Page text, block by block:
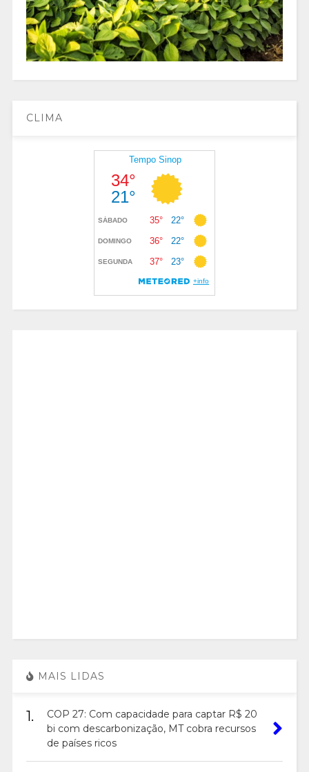
CLIMA
MAIS LIDAS
1.
COP 27: Com capacidade para captar R$ 20
bi com descarbonização, MT cobra recursos
de países ricos